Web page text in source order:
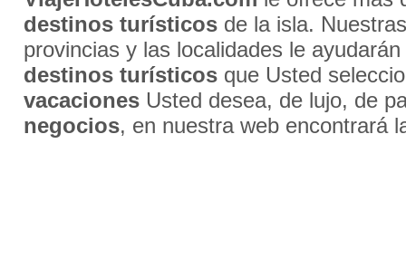
destinos turísticosde la isla.
provincias y las localidades le
destinos turísticosque Usted
vacacionesUsted desea, de lujo, de
negocios, en nuestra web encontrará